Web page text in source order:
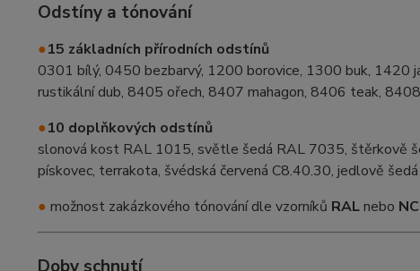
Odstíny a tónování
●15 základních přírodních odstínů
0301 bílý, 0450 bezbarvý, 1200 borovice, 1300 buk,
rustikální dub, 8405 ořech, 8407 mahagon, 8406 teak,
●10 doplňkových odstínů
slonová kost RAL 1015, světle šedá RAL 7035, štěrkově
pískovec, terrakota, švédská červená C8.40.30, jedlově
● možnost zakázkového tónování dle vzorníků RALnebo